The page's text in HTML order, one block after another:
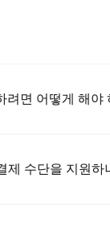
려면 어떻게 해야
어 KYC 인증을 완
제 수단을 지원하